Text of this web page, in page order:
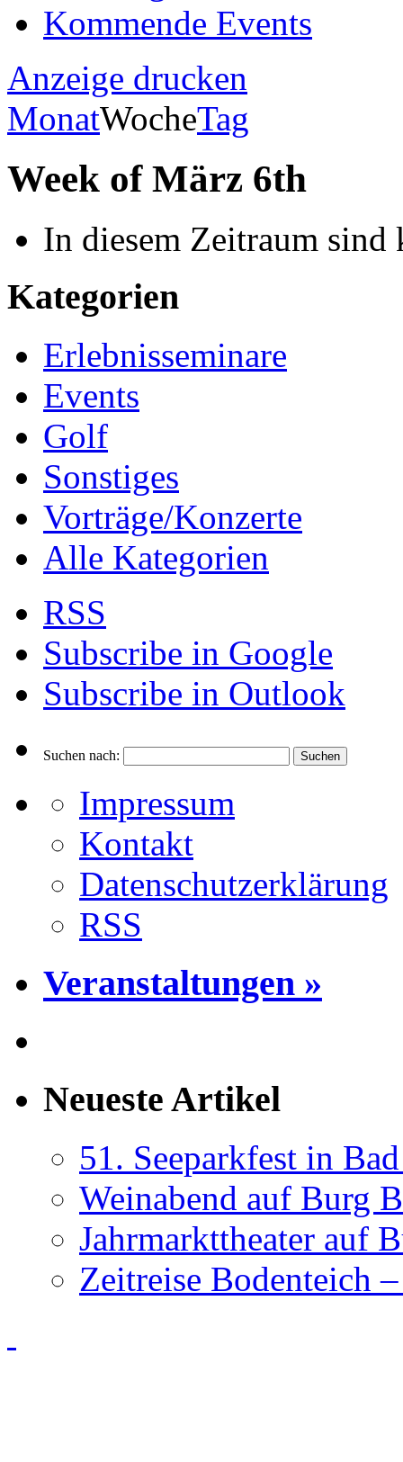
Kommende Events
Anzeige drucken
MonatWocheTag
Week of März 6th
In diesem Zeitraum sind
Kategorien
Erlebnisseminare
Events
Golf
Sonstiges
Vorträge/Konzerte
Alle Kategorien
RSS
Subscribe in Google
Subscribe in Outlook
Suchen nach:
Impressum
Kontakt
Datenschutzerklärung
RSS
Veranstaltungen »
Neueste Artikel
51. Seeparkfest in
Weinabend auf Burg
Jahrmarkttheater auf
Zeitreise Bodenteich